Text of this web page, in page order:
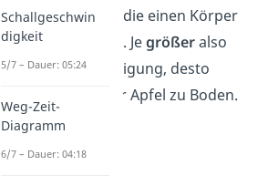
Beschleunigung, die einen Körper
nach unten zieht . Jegrößeralso
die Fallbeschleunigung, desto
fällt der Apfel zu Boden.
Schallgeschwin
digkeit
5/7 – Dauer: 05:24
Weg-Zeit-
Diagramm
6/7 – Dauer: 04:18